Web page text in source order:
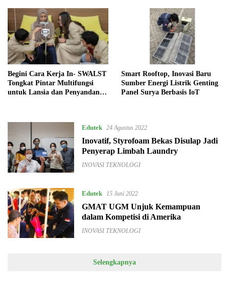
Begini Cara Kerja In- SWALST
Tongkat Pintar Multifungsi
untuk Lansia dan Penyandang
Smart Rooftop, Inovasi Baru
Sumber Energi Listrik Genting
Panel Surya Berbasis IoT
Edutek 24 Agustus 2022
Inovatif, Styrofoam Bekas Disulap Jadi
Penyerap Limbah Laundry
INOVASI TEKNOLOGI
Edutek 15 Juni 2022
GMAT UGM Unjuk Kemampuan
dalam Kompetisi di Amerika
INOVASI TEKNOLOGI
Selengkapnya